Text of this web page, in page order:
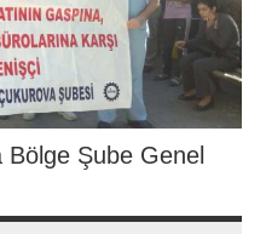
Bölge Şube Genel